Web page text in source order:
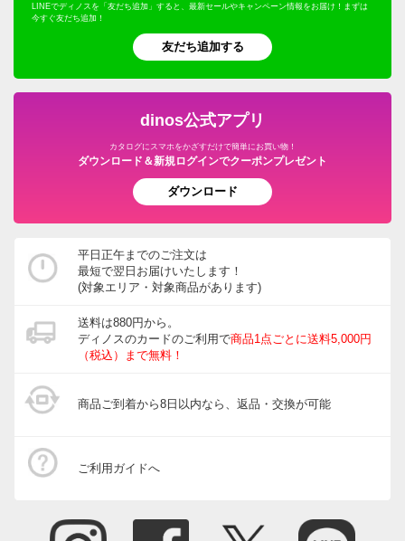
LINEでディノスを「友だち追加」すると、最新セールやキャンペーン情報をお届け！まずは
今すぐ友だち追加！
友だち追加する
dinos公式アプリ
カタログにスマホをかざすだけで簡単にお買い物！
ダウンロード＆新規ログインでクーポンプレゼント
ダウンロード
平日正午までのご注文は
最短で翌日お届けいたします！
(対象エリア・対象商品があります)
送料は880円から。
ディノスのカードのご利用で商品1点ごとに送料5,000円
（税込）まで無料！
商品ご到着から8日以内なら、返品・交換が可能
ご利用ガイドへ